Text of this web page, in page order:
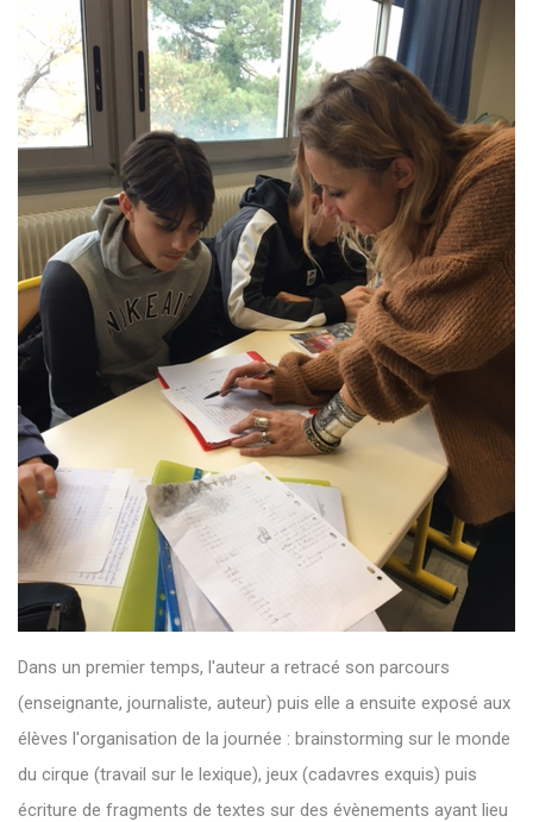
Dans un premier temps, l'auteur a retracé son parcours
(enseignante, journaliste, auteur) puis elle a ensuite exposé aux
élèves l'organisation de la journée : brainstorming sur le monde
du cirque (travail sur le lexique), jeux (cadavres exquis) puis
écriture de fragments de textes sur des évènements ayant lieu